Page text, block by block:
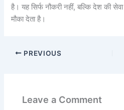
है। यह सिर्फ नौकरी नहीं, बल्कि देश की
मौका देता है।
PREVIOUS
Leave a Comment